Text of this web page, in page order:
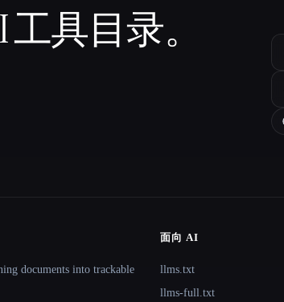
具目录。
documents into trackable
面向 AI
llms.txt
llms-full.txt